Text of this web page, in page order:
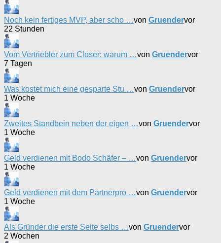
Noch kein fertiges MVP, aber scho …von Gruendervor
22 Stunden
Vom Vertriebler zum Closer: warum …von Gruendervor
7 Tagen
Was kostet mich eine gesparte Stu …von Gruendervor
1 Woche
Zweites Standbein neben der eigen …von Gruendervor
1 Woche
Geld verdienen mit Bodo Schäfer – …von Gruendervor
1 Woche
Geld verdienen mit dem Partnerpro …von Gruendervor
1 Woche
Als Gründer die erste Seite selbs …von Gruendervor
2 Wochen